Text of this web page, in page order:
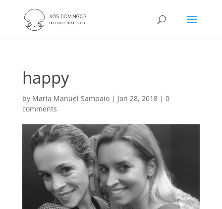
happy
by Maria Manuel Sampaio| Jan 28, 2018| 0
comments